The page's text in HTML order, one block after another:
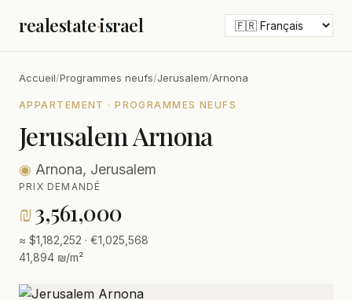
realestate·israel
Accueil/Programmes neufs/Jerusalem/Arnona
APPARTEMENT · PROGRAMMES NEUFS
Jerusalem Arnona
◉ Arnona, Jerusalem
PRIX DEMANDÉ
₪3,561,000
≈ $1,182,252 · €1,025,568
41,894 ₪/m²